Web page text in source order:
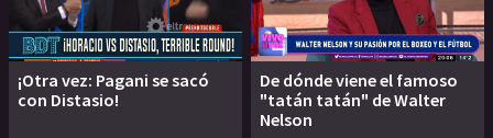
¡Otra vez: Pagani se sacó
con Distasio!
De dónde viene el famoso
"tatán tatán" de Walter
Nelson